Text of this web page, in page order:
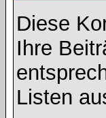
Diese
Ihre
Listen